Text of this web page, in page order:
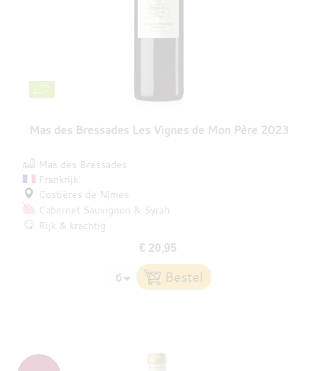
Mas des Bressades Les Vignes de Mon Père 2023
Mas des Bressades
Frankrijk
Costières de Nîmes
Cabernet Sauvignon
Syrah
Rijk & krachtig
€ 20,95